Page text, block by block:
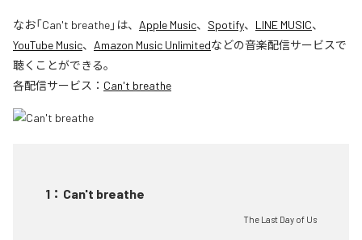
なお「Can't breathe」は、 Apple Music、 Spotify、 LINE MUSIC、
YouTube Music、 Amazon Music Unlimitedなどの音楽配信サービスで
聴くことができる。
各配信サービス： Can't breathe
1 ： Can't breathe
The Last Day of Us